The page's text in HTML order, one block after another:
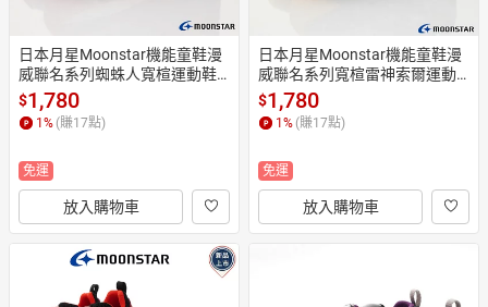
日本月星Moonstar機能童鞋漫
威聯名系列蜘蛛人寬楦運動鞋
款0162紅藍(中小童段)
$1,780
1% (賺17點)
免運
放入購物車
日本月星Moonstar機能童鞋漫
威聯名系列寬楦雷神索爾運動
鞋款0161銀(中小童段)
$1,780
1% (賺17點)
免運
放入購物車